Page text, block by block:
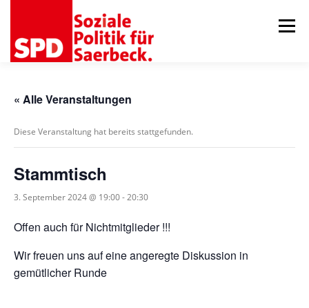
Menü
75 JAHRE RATSFRAKTION
« Alle Veranstaltungen
Diese Veranstaltung hat bereits stattgefunden.
Stammtisch
3. September 2024 @ 19:00-20:30
Offen auch für Nichtmitglieder !!!
Wir freuen uns auf eine angeregte Diskussion in
gemütlicher Runde